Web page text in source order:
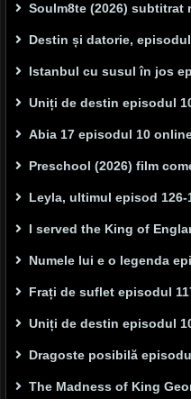
Soulm8te (2026) subtitrat
Destin și datorie,
Istanbul cu susul în jos
Uniți de destin episodul
Abia 17 episodul 10
Preschool (2026) film
Leyla, ultimul episod
I served the King of
Numele lui e o legenda
Frați de suflet episodul
Uniți de destin episodul
Dragoste posibilă
The Madness of King